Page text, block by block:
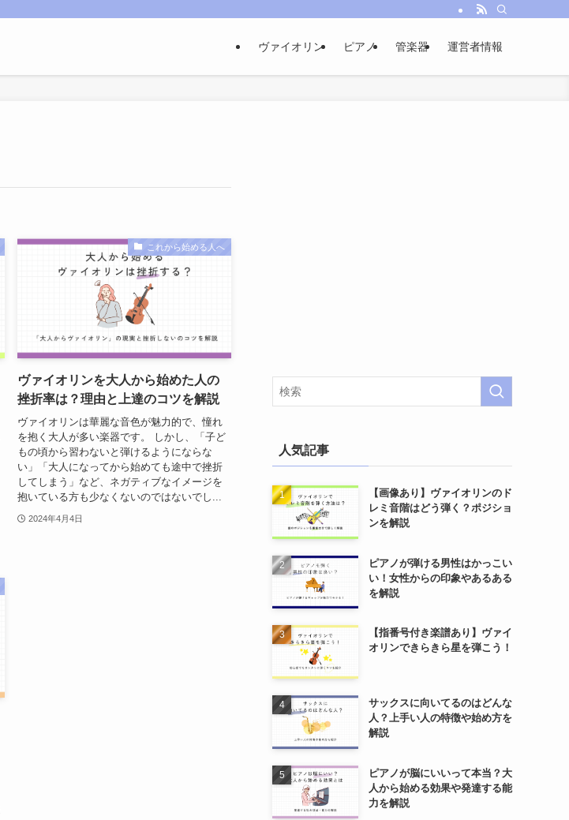
ヴァイオリン ピアノ 管楽器 運営者情報
これから始める人へ
ヴァイオリンを大人から始めた人の
挫折率は？理由と上達のコツを解説
ヴァイオリンは華麗な音色が魅力的で、憧れ
を抱く大人が多い楽器です。 しかし、「子ど
もの頃から習わないと弾けるようにならな
い」「大人になってから始めても途中で挫折
してしまう」など、ネガティブなイメージを
抱いている方も少なくないのではないでし...
2024年4月4日
人気記事
【画像あり】ヴァイオリンのド
レミ音階はどう弾く？ポジショ
ンを解説
ピアノが弾ける男性はかっこい
い！女性からの印象やあるある
を解説
【指番号付き楽譜あり】ヴァイ
オリンできらきら星を弾こう！
サックスに向いてるのはどんな
人？上手い人の特徴や始め方を
解説
ピアノが脳にいいって本当？大
人から始める効果や発達する能
力を解説